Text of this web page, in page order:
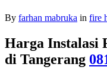
By farhan mabruka in fire
Harga Instalasi
di Tangerang